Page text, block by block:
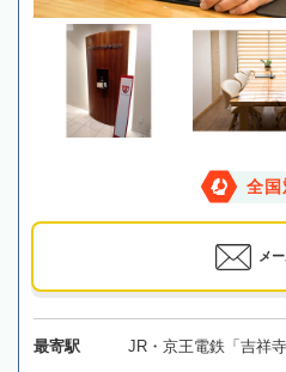
全国
メ
最寄駅 JR・京王電鉄「吉祥